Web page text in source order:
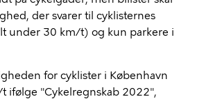
der svarer til cyklisternes
under 30 km/t) og kun parkere i
for cyklister i København
ifølge "Cykelregnskab 2022",